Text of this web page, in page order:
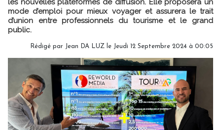
mode d’emploi pour mieux voyager et assurera le trait
d’union entre professionnels du tourisme et le grand
public.
Rédigé par Jean DA LUZ le Jeudi 12 Septembre 2024 à 00:05